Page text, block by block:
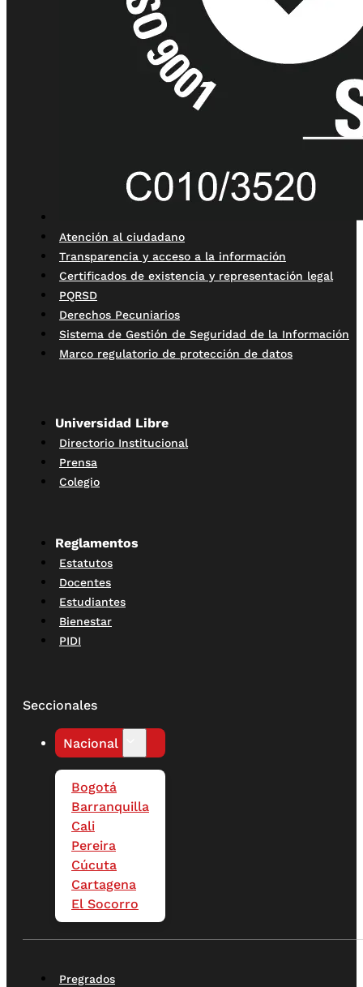
Atención al ciudadano
Transparencia y acceso a la información
Certificados de existencia y representación legal
PQRSD
Derechos Pecuniarios
Sistema de Gestión de Seguridad de la Información
Marco regulatorio de protección de datos
Universidad Libre
Directorio Institucional
Prensa
Colegio
Reglamentos
Estatutos
Docentes
Estudiantes
Bienestar
PIDI
Seccionales
Nacional
Bogotá
Barranquilla
Cali
Pereira
Cúcuta
Cartagena
El Socorro
Pregrados